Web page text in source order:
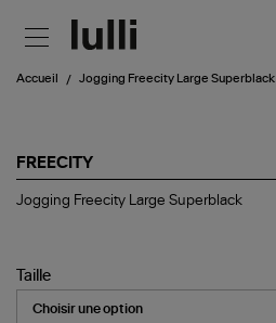
Accueil Jogging Freecity Large Superblack
FREECITY
Jogging
Jogging Freecity Large Superblack
Taille